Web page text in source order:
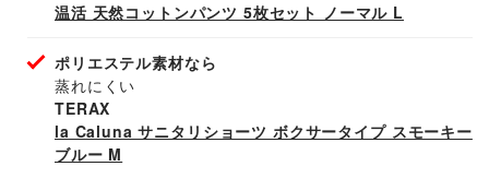
温活 天然コットンパンツ 5枚セット ノーマル L
ポリエステル素材なら
蒸れにくい
TERAX
la Caluna サニタリショーツ ボクサータイプ スモーキー
ブルー M